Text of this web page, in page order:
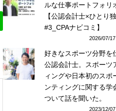
ルな仕事ポートフォリ
【公認会計士×ひとり
#3_CPAナビコミ】
2026/07/
好きなスポーツ分野を
公認会計士。スポーツ
ィングや日本初のスポ
ンティングに関する学
ついて話を聞いた。
2023/12/